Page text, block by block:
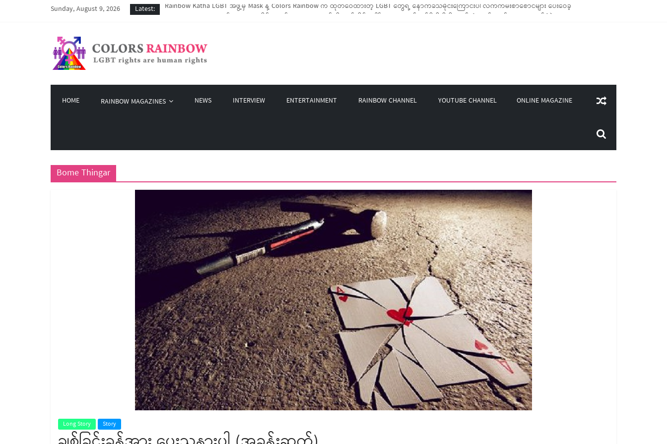
Sunday, August 9, 2026 Latest:
COVID-19 ကာလအတွင်း LGBTIQ အိမ်ထောင်စု (၁၀၀၀)ကျော်ကို ကျပ်သိန်းပေါင်း(၄၀၀)ကျော်တန်ဖိုးရှိ မီးဖိုချောင်သုံး ကုန်ပစ္စည်းများ ထောက်ပံ့ခဲ့
Colors Rainbow မှ စက်တင်ဘာလအတွင်း အွန်လိုင်းသင်တန်းနှစ်ခု ဖွင့်လှစ်ပေးနိုင်ခဲ့
HOME RAINBOW MAGAZINES NEWS INTERVIEW ENTERTAINMENT RAINBOW CHANNEL YOUTUBE CHANNEL ONLINE MAGAZINE
Bome Thingar
Long Story Story